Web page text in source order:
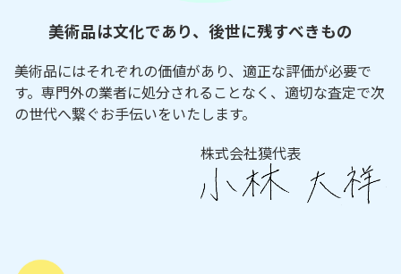
美術品は文化であり、後世に残すべきもの
美術品にはそれぞれの価値があり、適正な評価が必要で
す。専門外の業者に処分されることなく、適切な査定で次
の世代へ繋ぐお手伝いをいたします。
株式会社獏代表